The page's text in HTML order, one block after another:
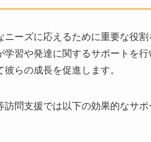
ーズに応えるために重要な役
学習や発達に関するサポートを
らの成長を促進します。
問支援では以下の効果的なサポ